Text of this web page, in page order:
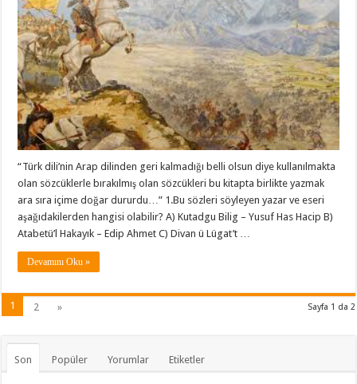
“Türk dili’nin Arap dilinden geri kalmadığı belli olsun diye kullanılmakta
olan sözcüklerle bırakılmış olan sözcükleri bu kitapta birlikte yazmak
ara sıra içime doğar dururdu…” 1.Bu sözleri söyleyen yazar ve eseri
aşağıdakilerden hangisi olabilir? A) Kutadgu Bilig – Yusuf Has Hacip B)
Atabetü’l Hakayık – Edip Ahmet C) Divan ü Lügat’t …
Devamını Oku »
Sayfa 1 da 2
1 2 »
Son Popüler Yorumlar Etiketler